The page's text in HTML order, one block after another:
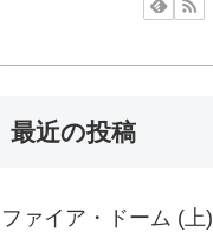
最近の投稿
ファイア・ドーム (上)